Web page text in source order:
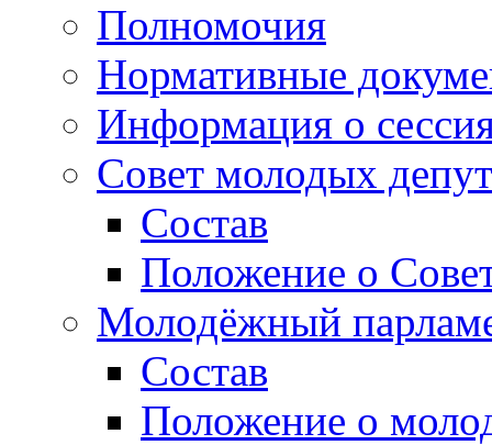
Полномочия
Нормативные
Информация о
Совет молодых
Состав
Положение о
Молодёжный
Состав
Положение о